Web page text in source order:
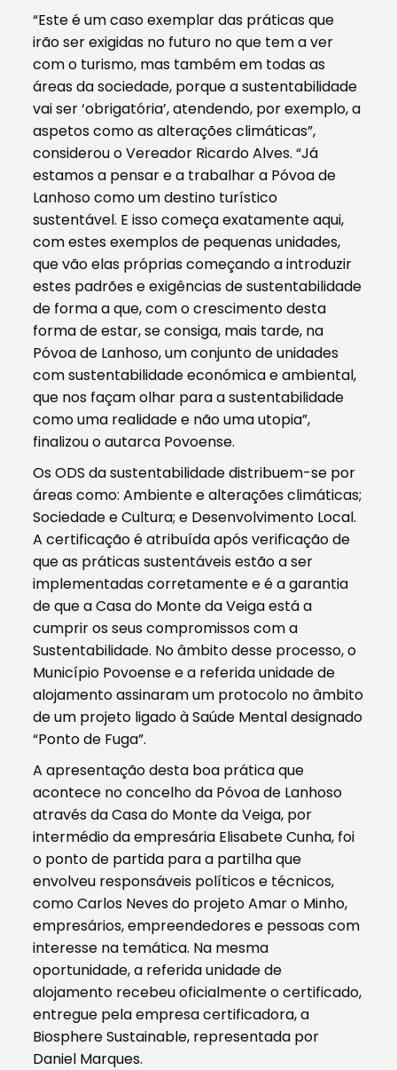
“Este é um caso exemplar das práticas que
irão ser exigidas no futuro no que tem a ver
com o turismo, mas também em todas as
áreas da sociedade, porque a sustentabilidade
vai ser ‘obrigatória’, atendendo, por exemplo, a
aspetos como as alterações climáticas”,
considerou o Vereador Ricardo Alves. “Já
estamos a pensar e a trabalhar a Póvoa de
Lanhoso como um destino turístico
sustentável. E isso começa exatamente aqui,
com estes exemplos de pequenas unidades,
que vão elas próprias começando a introduzir
estes padrões e exigências de sustentabilidade
de forma a que, com o crescimento desta
forma de estar, se consiga, mais tarde, na
Póvoa de Lanhoso, um conjunto de unidades
com sustentabilidade económica e ambiental,
que nos façam olhar para a sustentabilidade
como uma realidade e não uma utopia”,
finalizou o autarca Povoense.
Os ODS da sustentabilidade distribuem-se por
áreas como: Ambiente e alterações climáticas;
Sociedade e Cultura; e Desenvolvimento Local.
A certificação é atribuída após verificação de
que as práticas sustentáveis estão a ser
implementadas corretamente e é a garantia
de que a Casa do Monte da Veiga está a
cumprir os seus compromissos com a
Sustentabilidade. No âmbito desse processo, o
Município Povoense e a referida unidade de
alojamento assinaram um protocolo no âmbito
de um projeto ligado à Saúde Mental designado
“Ponto de Fuga”.
A apresentação desta boa prática que
acontece no concelho da Póvoa de Lanhoso
através da Casa do Monte da Veiga, por
intermédio da empresária Elisabete Cunha, foi
o ponto de partida para a partilha que
envolveu responsáveis políticos e técnicos,
como Carlos Neves do projeto Amar o Minho,
empresários, empreendedores e pessoas com
interesse na temática. Na mesma
oportunidade, a referida unidade de
alojamento recebeu oficialmente o certificado,
entregue pela empresa certificadora, a
Biosphere Sustainable, representada por
Daniel Marques.